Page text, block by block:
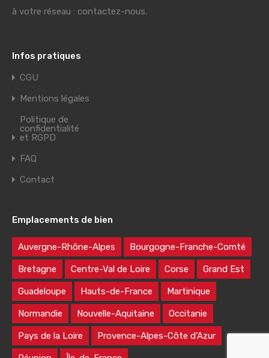
à votre réseau : contactez-nous.
Infos pratiques
CGU
Mentions légales
Politique de
confidentialité
et RGPD
FAQ
Contact
Emplacements de bien
Auvergne-Rhône-Alpes Bourgogne-Franche-Comté
Bretagne Centre-Val de Loire Corse Grand Est
Guadeloupe Hauts-de-France Martinique
Normandie Nouvelle-Aquitaine Occitanie
Pays de la Loire Provence-Alpes-Côte d’Azur